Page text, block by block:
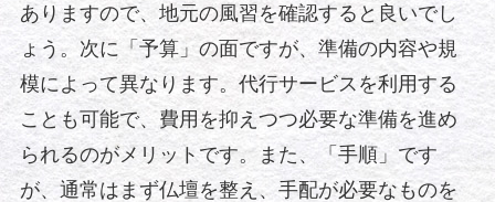
ありますので、地元の風習を確認すると良いでし
ょう。次に「予算」の面ですが、準備の内容や規
模によって異なります。代行サービスを利用する
ことも可能で、費用を抑えつつ必要な準備を進め
られるのがメリットです。また、「手順」です
が、通常はまず仏壇を整え、手配が必要なものを